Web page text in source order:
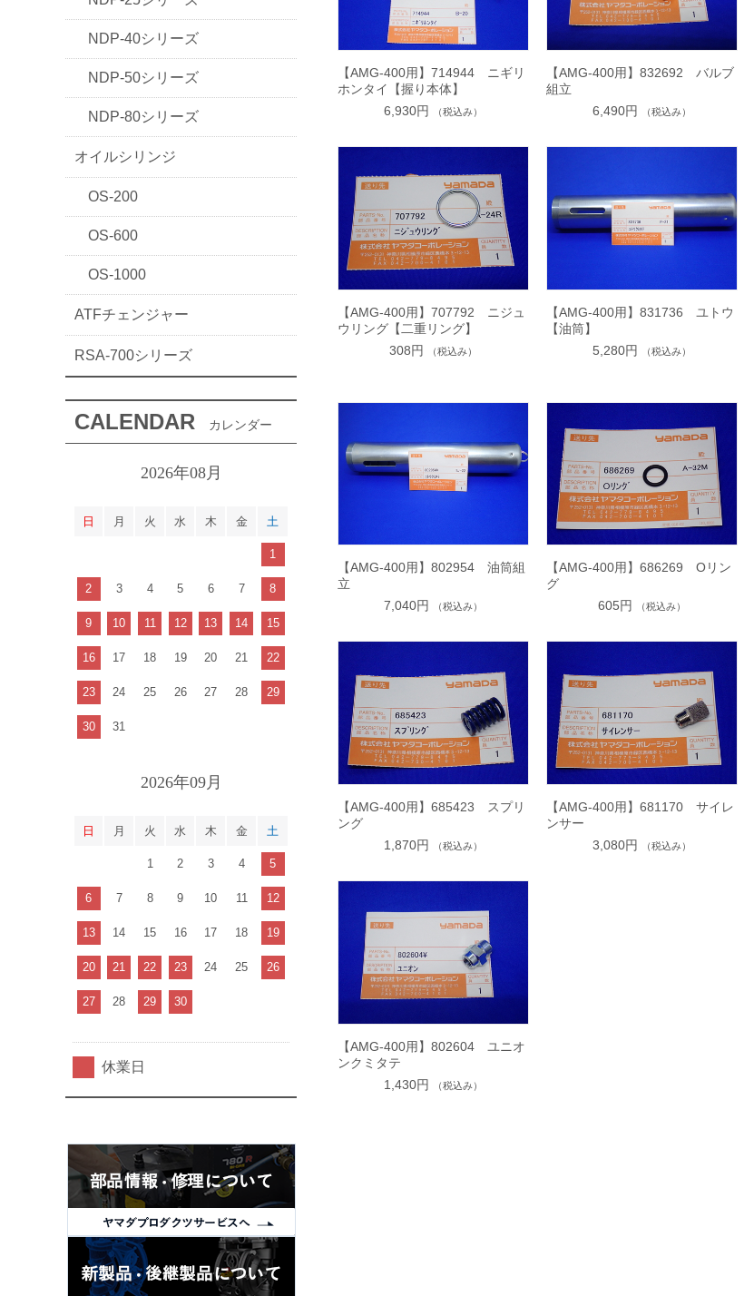
【AMG-400用】714944 ニギリ
ホンタイ【握り本体】
6,930円
（税込み）
【AMG-400用】832692 バルブ
組立
6,490円
（税込み）
【AMG-400用】707792 ニジュ
ウリング【二重リング】
308円
（税込み）
【AMG-400用】831736 ユトウ
【油筒】
5,280円
（税込み）
【AMG-400用】802954 油筒組
立
7,040円
（税込み）
【AMG-400用】686269 Oリン
グ
605円
（税込み）
【AMG-400用】685423 スプリ
ング
1,870円
（税込み）
【AMG-400用】681170 サイレ
ンサー
3,080円
（税込み）
【AMG-400用】802604 ユニオ
ンクミタテ
1,430円
（税込み）
NDP-40シリーズ
NDP-50シリーズ
NDP-80シリーズ
オイルシリンジ
OS-200
OS-600
OS-1000
ATFチェンジャー
RSA-700シリーズ
CALENDAR カレンダー
2026年08月
日 月 火 水 木 金 土
1
2 3 4 5 6 7 8
9 10 11 12 13 14 15
16 17 18 19 20 21 22
23 24 25 26 27 28 29
30 31
2026年09月
日 月 火 水 木 金 土
1 2 3 4 5
6 7 8 9 10 11 12
13 14 15 16 17 18 19
20 21 22 23 24 25 26
27 28 29 30
休業日